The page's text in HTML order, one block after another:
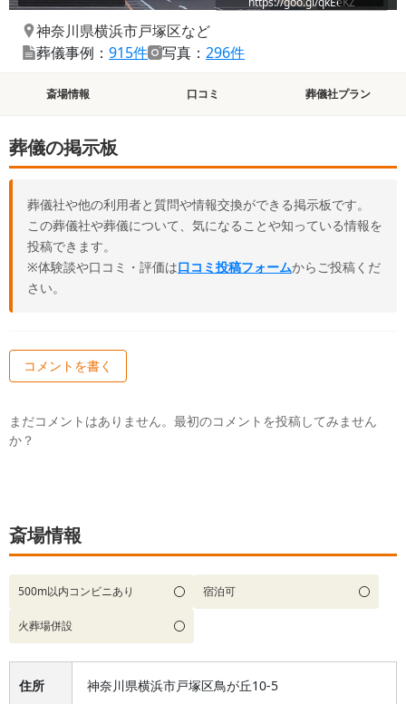
神奈川県横浜市戸塚区など
葬儀事例： 915件 写真： 296件
斎場情報 口コミ 葬儀社プラン
葬儀の掲示板
葬儀社や他の利用者と質問や情報交換ができる掲示板です。
この葬儀社や葬儀について、気になることや知っている情報を
投稿できます。
※体験談や口コミ・評価は口コミ投稿フォームからご投稿くだ
さい。
コメントを書く
まだコメントはありません。最初のコメントを投稿してみません
か？
斎場情報
500m以内コンビニあり 宿泊可
火葬場併設
住所 神奈川県横浜市戸塚区鳥が丘10-5